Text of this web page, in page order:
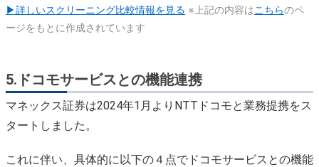
▶詳しいスクリーニング比較情報を見る ※上記の内容はこちらのペ
ージをもとに作成されています
5.ドコモサービスとの機能連携
マネックス証券は2024年1月よりNTTドコモと業務提携をス
タートしました。
これに伴い、具体的に以下の４点でドコモサービスとの機能